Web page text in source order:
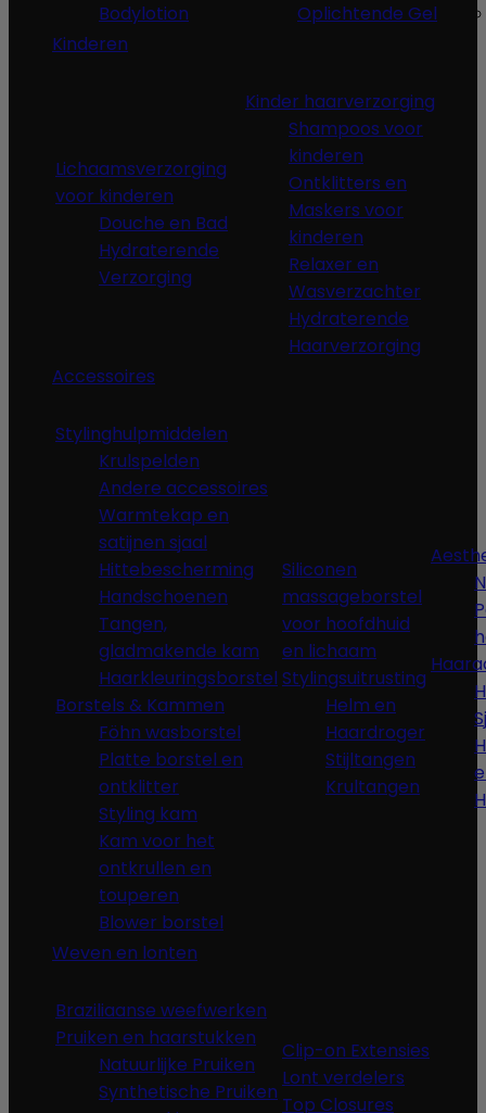
Bodylotion
Oplichtende Gel
Kinderen
Lichaamsverzorging
voor kinderen
Douche en Bad
Hydraterende
Verzorging
Kinder haarverzorging
Shampoos voor
kinderen
Ontklitters en
Maskers voor
kinderen
Relaxer en
Wasverzachter
Hydraterende
Haarverzorging
Accessoires
Stylinghulpmiddelen
Krulspelden
Andere accessoires
Warmtekap en
satijnen sjaal
Hittebescherming
Handschoenen
Tangen,
gladmakende kam
Haarkleuringsborstel
Borstels & Kammen
Föhn wasborstel
Platte borstel en
ontklitter
Styling kam
Kam voor het
ontkrullen en
touperen
Blower borstel
Siliconen
massageborstel
voor hoofdhuid
en lichaam
Stylingsuitrusting
Helm en
Haardroger
Stijltangen
Krultangen
Weven en lonten
Braziliaanse weefwerken
Pruiken en haarstukken
Natuurlijke Pruiken
Synthetische Pruiken
Clip-on Extensies
Lont verdelers
Top Closures